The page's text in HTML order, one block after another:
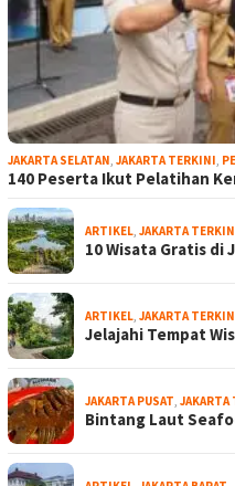
JAKARTA SELATAN, JAKARTA TERKINI,
140 Peserta Ikut Pelatihan
ARTIKEL, JAKARTA
10 Wisata Gratis
ARTIKEL, JAKARTA
Jelajahi Tempat
JAKARTA PUSAT, JAKARTA
Bintang Laut